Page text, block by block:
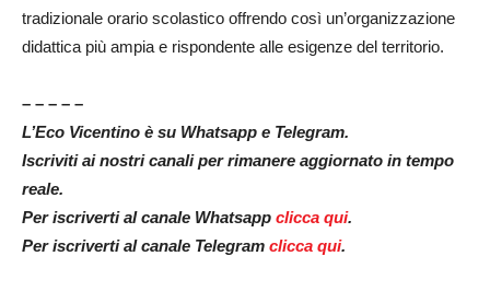
tradizionale orario scolastico offrendo così un’organizzazione
didattica più ampia e rispondente alle esigenze del territorio.
– – – – –
L’Eco Vicentino è su Whatsapp e Telegram.
Iscriviti ai nostri canali per rimanere aggiornato in tempo
reale.
Per iscriverti al canale Whatsapp clicca qui.
Per iscriverti al canale Telegram clicca qui.